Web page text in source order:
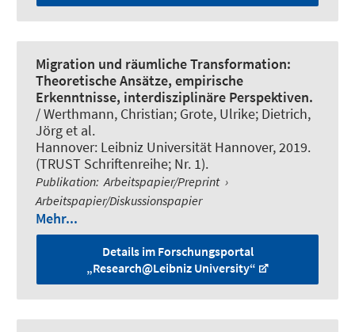
Migration und räumliche Transformation:
Theoretische Ansätze, empirische
Erkenntnisse, interdisziplinäre Perspektiven.
/Werthmann, Christian; Grote, Ulrike; Dietrich,
Jörget al.
Hannover: Leibniz Universität Hannover, 2019.
(TRUST Schriftenreihe; Nr. 1).
Publikation: Arbeitspapier/Preprint ›
Arbeitspapier/Diskussionspapier
Mehr...
Details im Forschungsportal
„Research@Leibniz University“